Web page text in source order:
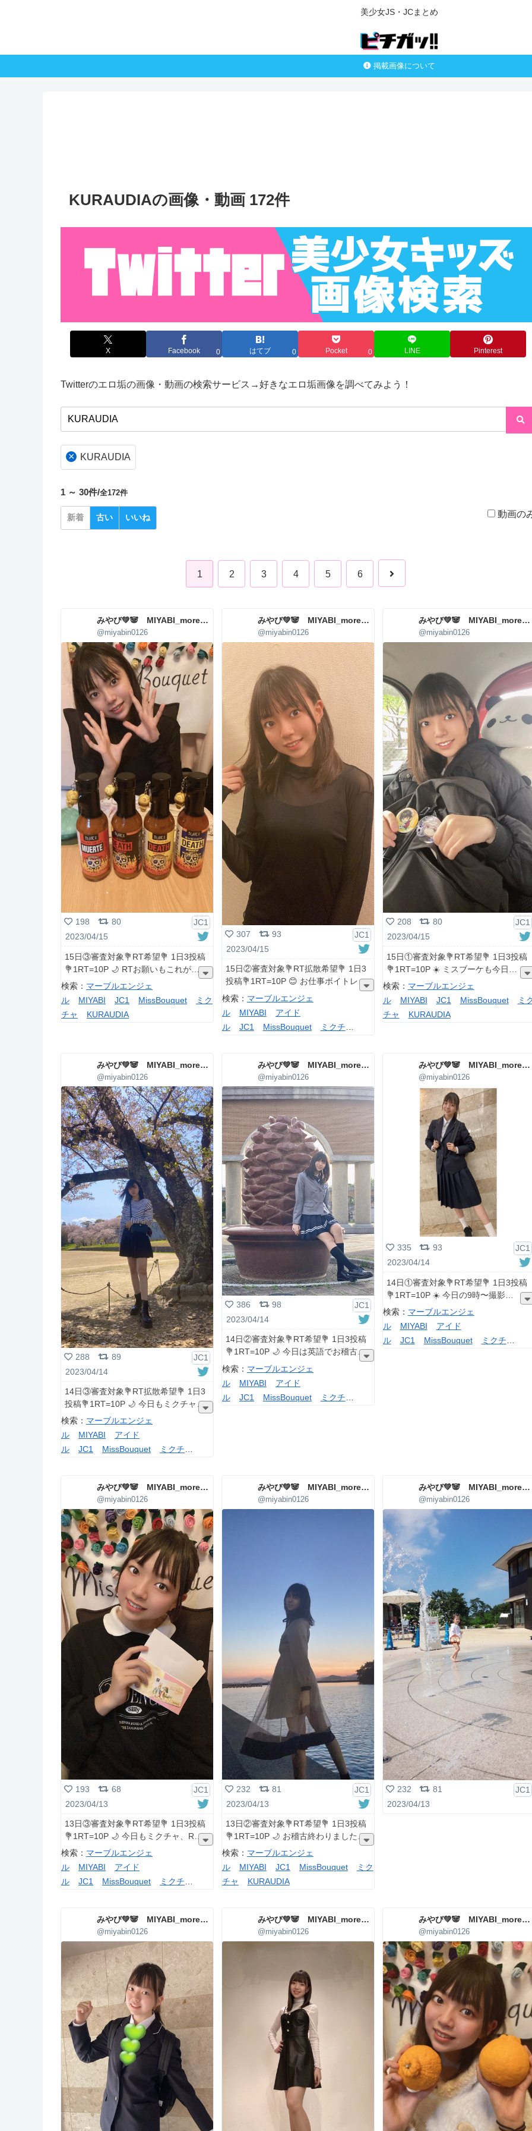
美少女JS・JCまとめ
掲載画像について
KURAUDIAの画像・動画 172件
X Facebook 0 はてブ 0 Pocket 0 LINE Pinterest
Twitterのエロ垢の画像・動画の検索サービス→好きなエロ垢画像を調べてみよう！
× KURAUDIA
1 ～ 30件/全172件
新着 古い いいね 動画の
1 2 3 4 5 6
みやび💚🐼 MIYABI_more_agency
@miyabin0126
198 80
JC1
2023/04/15
15日③審査対象💐RT希望💐 1日3投稿
💐1RT=10P 🌙 RTお願いもこれが
検索： マーブルエンジェ
ル
MIYABI JC1 MissBouquet
ミク
チャ
KURAUDIA
みやび💚🐼 MIYABI_more_agency
@miyabin0126
307 93
JC1
2023/04/15
15日②審査対象💐RT拡散希望💐 1日3
投稿💐1RT=10P 😊 お仕事ボイトレ
検索： マーブルエンジェ
ル
MIYABI
アイド
ル
JC1 MissBouquet
ミクチ
みやび💚🐼 MIYABI_more_agency
@miyabin0126
208 80
JC1
2023/04/15
15日①審査対象💐RT希望💐 1日3投稿
💐1RT=10P ☀️ ミスブーケも今日
検索： マーブルエンジェ
ル
MIYABI JC1 MissBouquet
ミ
チャ
KURAUDIA
みやび💚🐼 MIYABI_more_agency
@miyabin0126
288 89
JC1
2023/04/14
14日③審査対象💐RT拡散希望💐 1日3
投稿💐1RT=10P 🌙 今日もミクチャ
検索： マーブルエンジェ
ル
MIYABI
アイド
ル
JC1 MissBouquet
ミクチ
みやび💚🐼 MIYABI_more_agency
@miyabin0126
386 98
JC1
2023/04/14
14日②審査対象💐RT希望💐 1日3投稿
💐1RT=10P 🌙 今日は英語でお稽古
検索： マーブルエンジェ
ル
MIYABI
アイド
ル
JC1 MissBouquet
ミクチ
みやび💚🐼 MIYABI_more_agency
@miyabin0126
335 93
JC1
2023/04/14
14日①審査対象💐RT希望💐 1日3投稿
💐1RT=10P ☀️ 今日の9時〜撮影
検索： マーブルエンジェ
ル
MIYABI
アイド
ル
JC1 MissBouquet
ミクチ
みやび💚🐼 MIYABI_more_agency
@miyabin0126
193 68
JC1
2023/04/13
13日③審査対象💐RT希望💐 1日3投稿
💐1RT=10P 🌙 今日もミクチャ、R
検索： マーブルエンジェ
ル
MIYABI
アイド
ル
JC1 MissBouquet
ミクチ
みやび💚🐼 MIYABI_more_agency
@miyabin0126
232 81
JC1
2023/04/13
13日②審査対象💐RT希望💐 1日3投稿
💐1RT=10P 🌙 お稽古終わりました
検索： マーブルエンジェ
ル
MIYABI JC1 MissBouquet
ミク
チャ
KURAUDIA
みやび💚🐼 MIYABI_more_agency
@miyabin0126
232 81
JC1
2023/04/13
みやび💚🐼 MIYABI_more_agency
@miyabin0126
みやび💚🐼 MIYABI_more_agency
@miyabin0126
みやび💚🐼 MIYABI_more_agency
@miyabin0126